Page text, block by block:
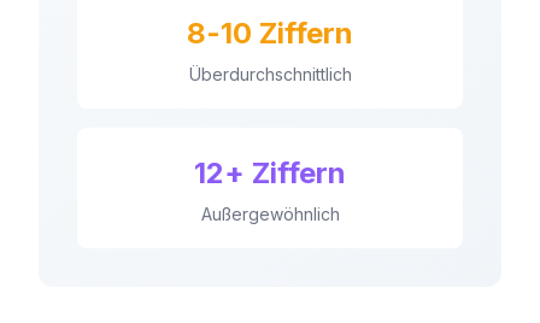
8-10 Ziffern
Überdurchschnittlich
12+ Ziffern
Außergewöhnlich